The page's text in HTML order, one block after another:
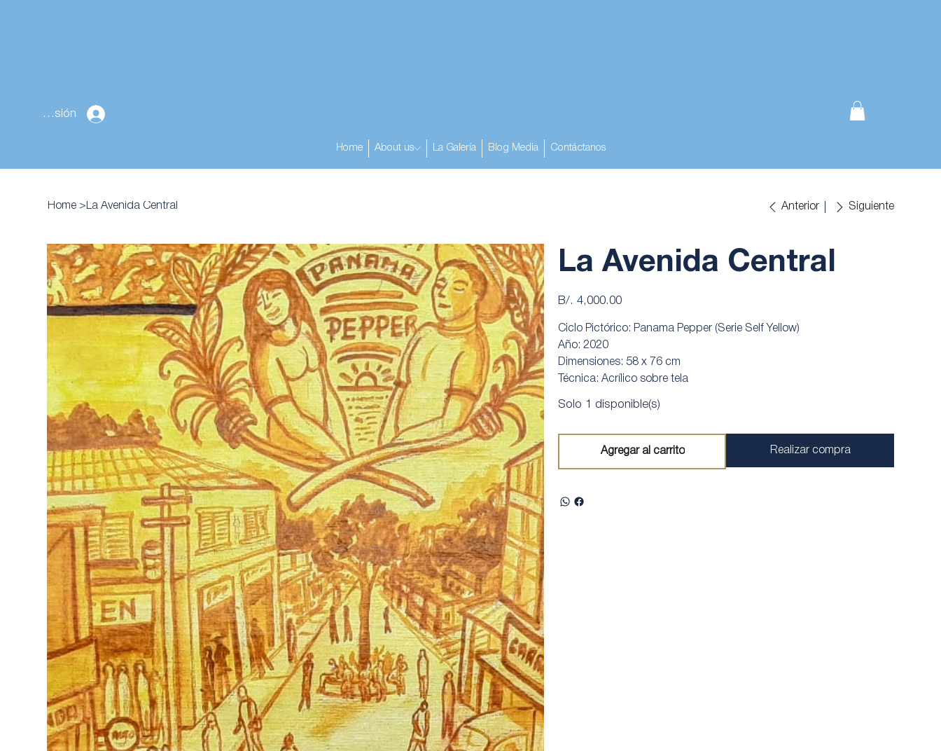
Home About us La Galería Blog Media Contáctanos
Cerrar sesión
Home > La Avenida Central Anterior Siguiente
La Avenida Central
Precio
B/. 4,000.00
Ciclo Pictórico: Panama Pepper (Serie Self Yellow)
Año: 2020
Dimensiones: 58 x 76 cm
Técnica: Acrílico sobre tela
Solo 1 disponible(s)
Agregar al carrito Realizar compra